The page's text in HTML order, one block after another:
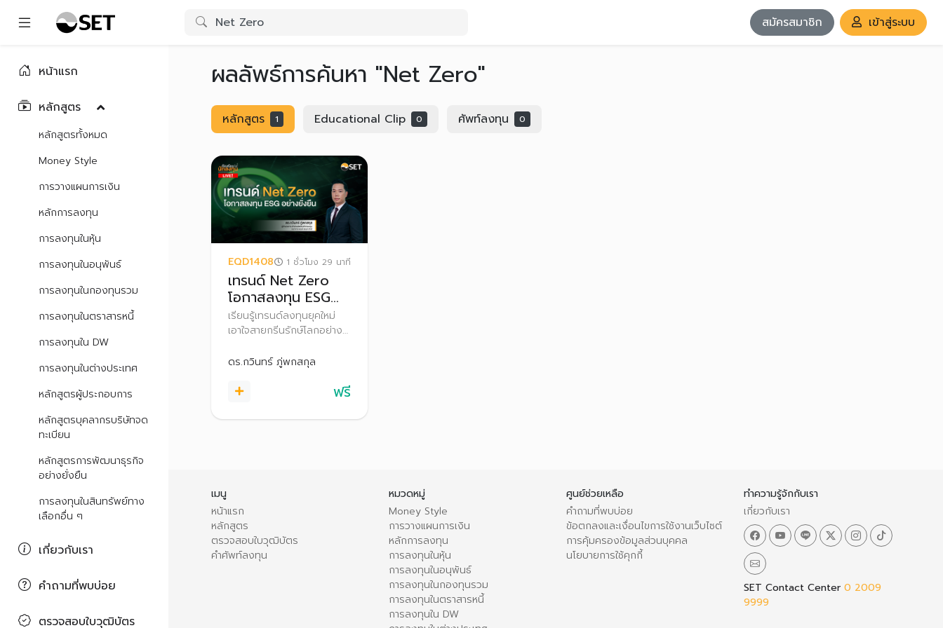
สมัครสมาชิก เข้าสู่ระบบ
หน้าแรก
หลักสูตร
หลักสูตรทั้งหมด
Money Style
การวางแผนการเงิน
หลักการลงทุน
การลงทุนในหุ้น
การลงทุนในอนุพันธ์
การลงทุนในกองทุนรวม
การลงทุนในตราสารหนี้
การลงทุนใน DW
การลงทุนในต่างประเทศ
หลักสูตรผู้ประกอบการ
หลักสูตรบุคลากรบริษัทจด
ทะเบียน
หลักสูตรการพัฒนาธุรกิจ
อย่างยั่งยืน
การลงทุนในสินทรัพย์ทาง
เลือกอื่น ๆ
เกี่ยวกับเรา
คำถามที่พบบ่อย
ตรวจสอบใบวุฒิบัตร
ผลลัพธ์การค้นหา "Net Zero"
หลักสูตร 1 Educational Clip 0 ศัพท์ลงทุน 0
EQD1408 1 ชั่วโมง 29 นาที
เทรนด์ Net Zero
โอกาสลงทุน ESG
อย่างยั่งยืน
เรียนรู้เทรนด์ลงทุนยุคใหม่
เอาใจสายกรีนรักษ์โลกอย่าง
วิเคราะห์หุ้นรายกลุ่ม
ตามเทรนด์นี้ผ่านกรณีศึกษา
ตอบแทนที่ดีในระยะยาวอย่าง
ดร.กวินทร์ ภู่พกสกุล
ฟรี
เมนู
หน้าแรก
หลักสูตร
ตรวจสอบใบวุฒิบัตร
คำศัพท์ลงทุน
หมวดหมู่
Money Style
การวางแผนการเงิน
หลักการลงทุน
การลงทุนในหุ้น
การลงทุนในอนุพันธ์
การลงทุนในกองทุนรวม
การลงทุนในตราสารหนี้
การลงทุนใน DW
ศูนย์ช่วยเหลือ
คำถามที่พบบ่อย
ข้อตกลงและเงื่อนไขการใช้งานเว็บไซต์
การคุ้มครองข้อมูลส่วนบุคคล
นโยบายการใช้คุกกี้
ทำความรู้จักกับเรา
เกี่ยวกับเรา
SET Contact Center 0 2009
9999